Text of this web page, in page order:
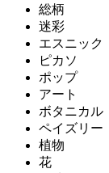
総柄
迷彩
エスニック
ピカソ
ポップ
アート
ボタニカル
ペイズリー
植物
花